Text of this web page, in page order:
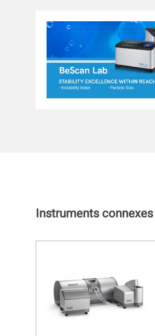
Instruments connexes